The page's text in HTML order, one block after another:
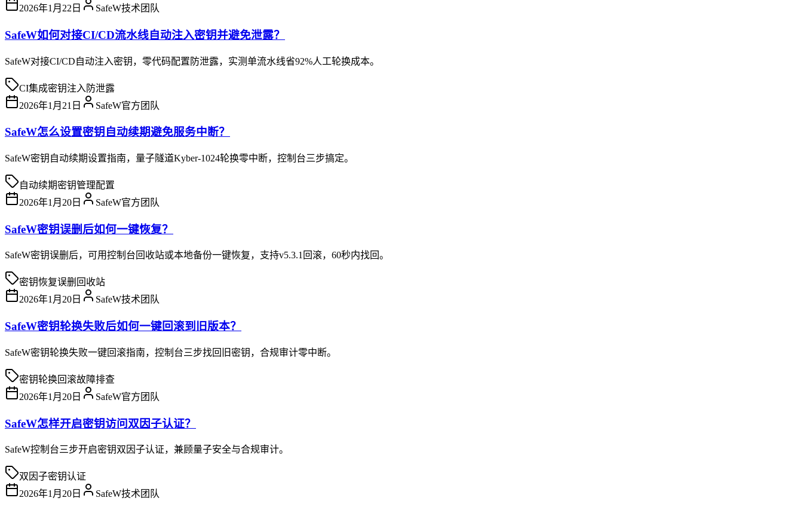
2026年1月22日
SafeW技术团队
SafeW如何对接CI/CD流水线自动注入密钥并避免泄露？
SafeW对接CI/CD自动注入密钥，零代码配置防泄露，实测单流水线省92%人工轮换成本。
CI集成密钥注入 防泄露
2026年1月21日
SafeW官方团队
SafeW怎么设置密钥自动续期避免服务中断？
SafeW密钥自动续期设置指南，量子隧道Kyber-1024轮换零中断，控制台三步搞定。
自动续期密钥管理配置
2026年1月20日
SafeW官方团队
SafeW密钥误删后如何一键恢复？
SafeW密钥误删后，可用控制台回收站或本地备份一键恢复，支持v5.3.1回滚，60秒内找回。
密钥恢复误删 回收站
2026年1月20日
SafeW技术团队
SafeW密钥轮换失败后如何一键回滚到旧版本？
SafeW密钥轮换失败一键回滚指南，控制台三步找回旧密钥，合规审计零中断。
密钥轮换回滚故障排查
2026年1月20日
SafeW官方团队
SafeW怎样开启密钥访问双因子认证？
SafeW控制台三步开启密钥双因子认证，兼顾量子安全与合规审计。
双因子密钥认证
2026年1月20日
SafeW技术团队